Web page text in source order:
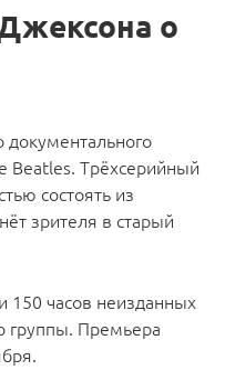
о
Beatles. Трёхсерийный
состоять из
зрителя в старый
150 часов неизданных
группы. Премьера